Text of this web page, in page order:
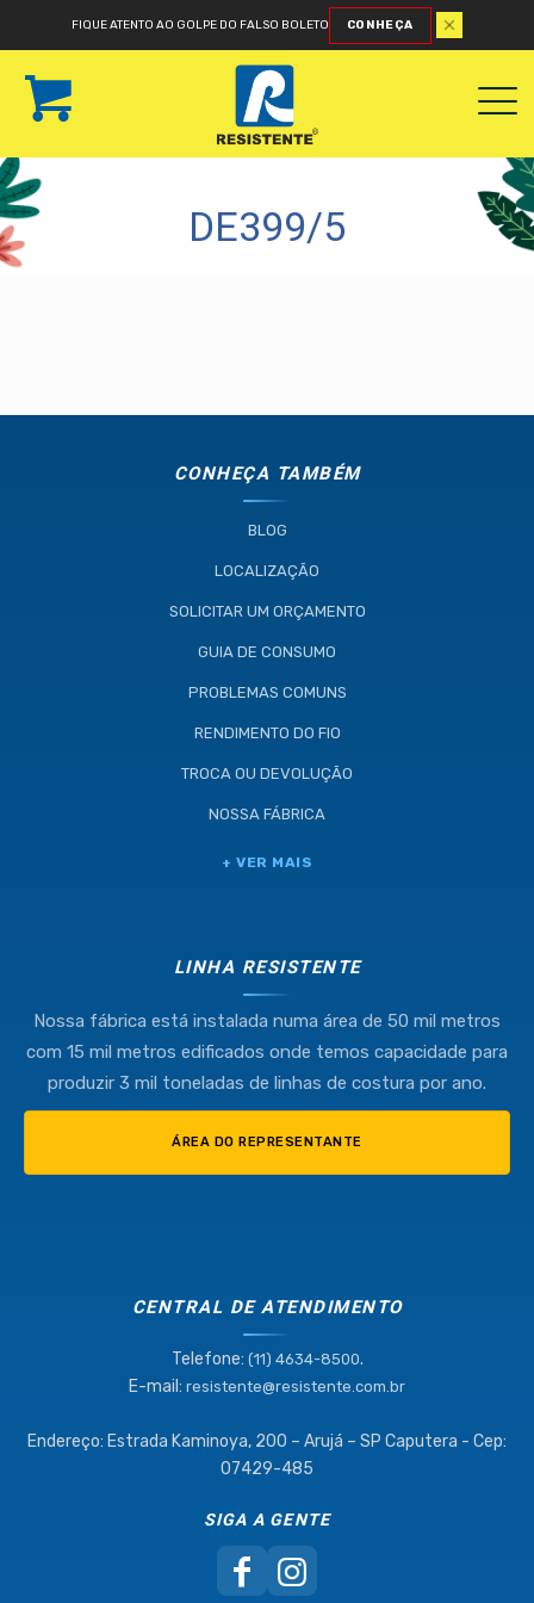
FIQUE ATENTO AO GOLPE DO FALSO BOLETO CONHEÇA
Industria e Comercio de Linhas
(11) 4634-8500
DE399/5
CONHEÇA TAMBÉM
BLOG
LOCALIZAÇÃO
SOLICITAR UM ORÇAMENTO
GUIA DE CONSUMO
PROBLEMAS COMUNS
RENDIMENTO DO FIO
TROCA OU DEVOLUÇÃO
NOSSA FÁBRICA
+ VER MAIS
LINHA RESISTENTE
Nossa fábrica está instalada numa área de 50 mil metros
com 15 mil metros edificados onde temos capacidade para
produzir 3 mil toneladas de linhas de costura por ano.
ÁREA DO REPRESENTANTE
CENTRAL DE ATENDIMENTO
Telefone: (11) 4634-8500.
E-mail: resistente@resistente.com.br
Endereço: Estrada Kaminoya, 200 – Arujá – SP Caputera - Cep:
07429-485
SIGA A GENTE